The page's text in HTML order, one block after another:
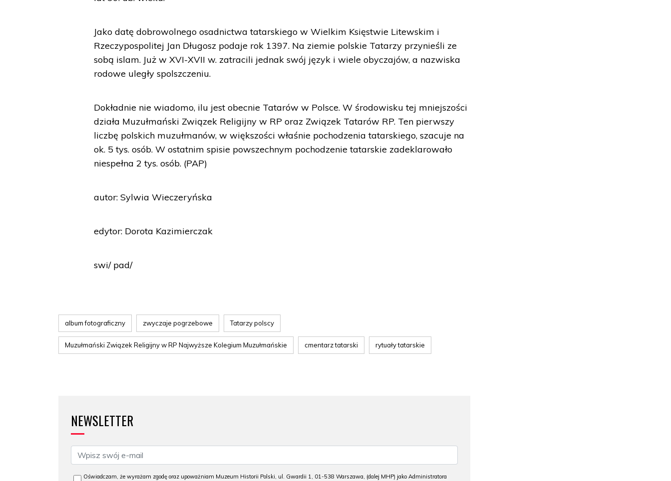
Jako datę dobrowolnego osadnictwa tatarskiego w Wielkim Księstwie Litewskim i
Rzeczypospolitej Jan Długosz podaje rok 1397. Na ziemie polskie Tatarzy przynieśli ze
sobą islam. Już w XVI-XVII w. zatracili jednak swój język i wiele obyczajów, a nazwiska
rodowe uległy spolszczeniu.
Dokładnie nie wiadomo, ilu jest obecnie Tatarów w Polsce. W środowisku tej mniejszości
działa Muzułmański Związek Religijny w RP oraz Związek Tatarów RP. Ten pierwszy
liczbę polskich muzułmanów, w większości właśnie pochodzenia tatarskiego, szacuje na
ok. 5 tys. osób. W ostatnim spisie powszechnym pochodzenie tatarskie zadeklarowało
niespełna 2 tys. osób. (PAP)
autor: Sylwia Wieczeryńska
edytor: Dorota Kazimierczak
swi/ pad/
album fotograficzny zwyczaje pogrzebowe Tatarzy polscy
Muzułmański Związek Religijny w RP Najwyższe Kolegium Muzułmańskie cmentarz tatarski rytuały tatarskie
NEWSLETTER
Oświadczam, że wyrażam zgodę oraz upoważniam Muzeum Historii Polski, ul. Gwardii 1, 01-538 Warszawa, (dalej MHP) jako Administratora